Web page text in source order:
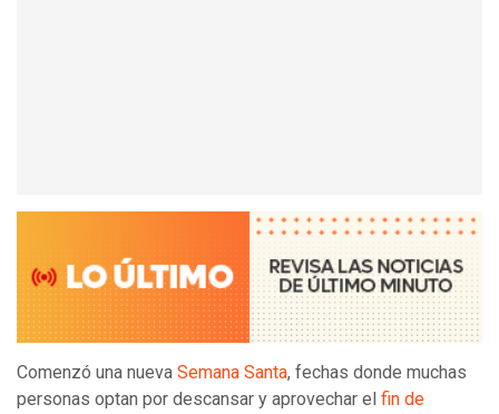
Comenzó una nueva Semana Santa, fechas donde muchas
personas optan por descansar y aprovechar el fin de